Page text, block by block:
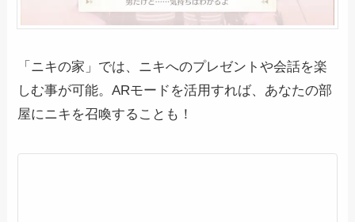
「ニキの家」では、ニキへのプレゼントや会話を楽
しむ事が可能。ARモードを活用すれば、あなたの部
屋にニキを召喚することも！